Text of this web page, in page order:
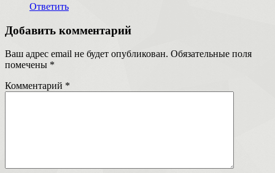
Ответить
Добавить комментарий
Ваш адрес email не будет опубликован. Обязательные поля
помечены *
Комментарий *